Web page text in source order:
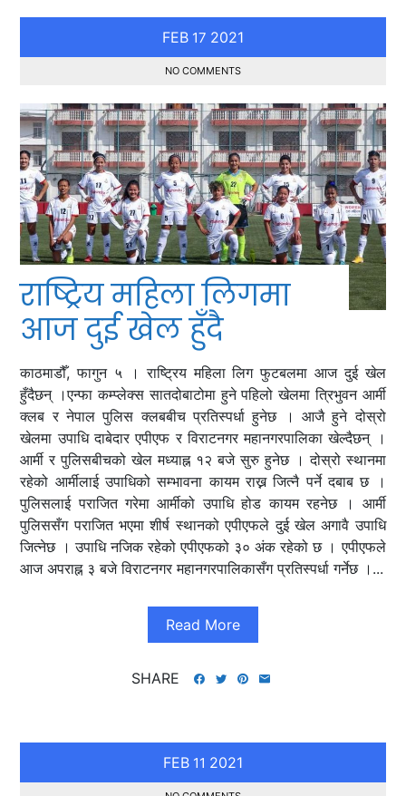
FEB 17 2021
NO COMMENTS
राष्ट्रिय महिला लिगमा
आज दुई खेल हुँदै
काठमाडौँ, फागुन ५ । राष्ट्रिय महिला लिग फुटबलमा आज दुई खेल
हुँदैछन् ।एन्फा कम्प्लेक्स सातदोबाटोमा हुने पहिलो खेलमा त्रिभुवन आर्मी
क्लब र नेपाल पुलिस क्लबबीच प्रतिस्पर्धा हुनेछ । आजै हुने दोस्रो
खेलमा उपाधि दाबेदार एपीएफ र विराटनगर महानगरपालिका खेल्दैछन् ।
आर्मी र पुलिसबीचको खेल मध्याह्न १२ बजे सुरु हुनेछ । दोस्रो स्थानमा
रहेको आर्मीलाई उपाधिको सम्भावना कायम राख्न जित्नै पर्ने दबाब छ ।
पुलिसलाई पराजित गरेमा आर्मीको उपाधि होड कायम रहनेछ । आर्मी
पुलिससँग पराजित भएमा शीर्ष स्थानको एपीएफले दुई खेल अगावै उपाधि
जित्नेछ । उपाधि नजिक रहेको एपीएफको ३० अंक रहेको छ । एपीएफले
आज अपराह्न ३ बजे विराटनगर महानगरपालिकासँग प्रतिस्पर्धा गर्नेछ ।...
Read More
SHARE
FEB 11 2021